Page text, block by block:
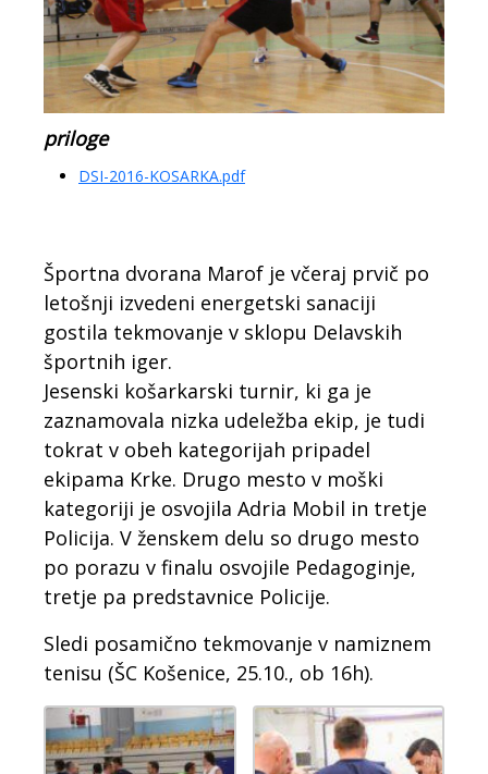
priloge
DSI-2016-KOSARKA.pdf
Športna dvorana Marof je včeraj prvič po
letošnji izvedeni energetski sanaciji
gostila tekmovanje v sklopu Delavskih
športnih iger.
Jesenski košarkarski turnir, ki ga je
zaznamovala nizka udeležba ekip, je tudi
tokrat v obeh kategorijah pripadel
ekipama Krke. Drugo mesto v moški
kategoriji je osvojila Adria Mobil in tretje
Policija. V ženskem delu so drugo mesto
po porazu v finalu osvojile Pedagoginje,
tretje pa predstavnice Policije.
Sledi posamično tekmovanje v namiznem
tenisu (ŠC Košenice, 25.10., ob 16h).